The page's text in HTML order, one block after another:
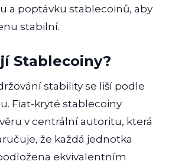
a poptávku stablecoinů, aby
stabilní.
Stablecoiny?
stability se liší podle
Fiat-kryté stablecoiny
v centrální autoritu, která
že každá jednotka
ekvivalentním